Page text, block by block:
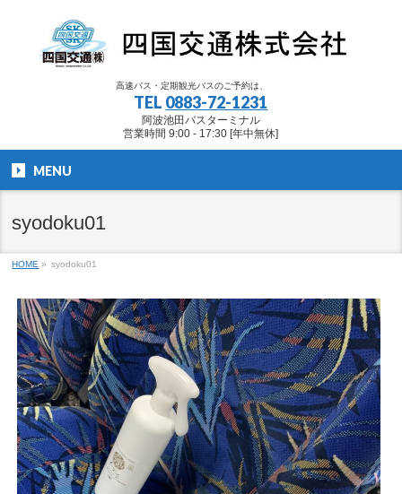
高速バス・定期観光バスのご予約は、
TEL 0883-72-1231
阿波池田バスターミナル
営業時間 9:00 - 17:30 [年中無休]
MENU
syodoku01
HOME » syodoku01